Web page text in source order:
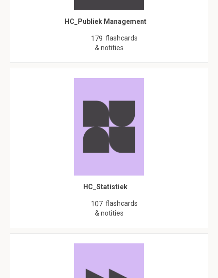
HC_Publiek Management
179 flashcards
& notities
HC_Statistiek
107 flashcards
& notities